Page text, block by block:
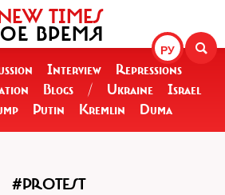
РУ
TIMES
ВРЕМЯ
Interview
Repressions
Blogs / Ukraine
Israel
Putin Kremlin Duma
#PROTEST